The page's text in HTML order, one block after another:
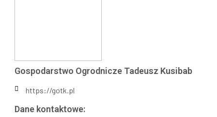
Gospodarstwo Ogrodnicze Tadeusz Kusibab
https://gotk.pl
Dane kontaktowe: